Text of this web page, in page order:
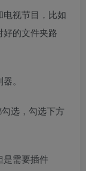
视节目，比如
的文件夹路
。
选，勾选下方
是需要插件